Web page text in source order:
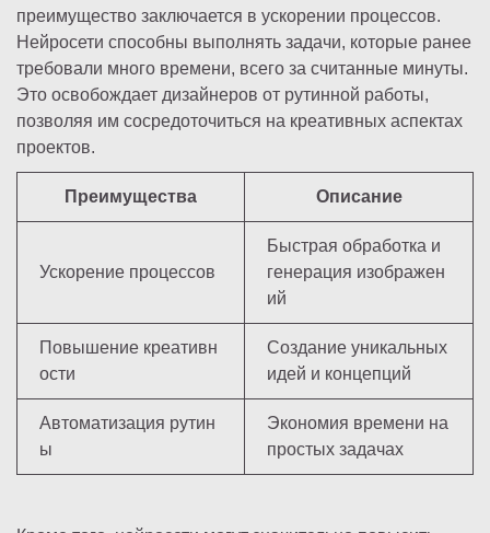
преимущество заключается в ускорении процессов.
Нейросети способны выполнять задачи, которые ранее
требовали много времени, всего за считанные минуты.
Это освобождает дизайнеров от рутинной работы,
позволяя им сосредоточиться на креативных аспектах
проектов.
Преимущества Описание
Ускорение процессов
Быстрая обработка и
генерация изображен
ий
Повышение креативн
ости
Создание уникальных
идей и концепций
Автоматизация рутин
ы
Экономия времени на
простых задачах